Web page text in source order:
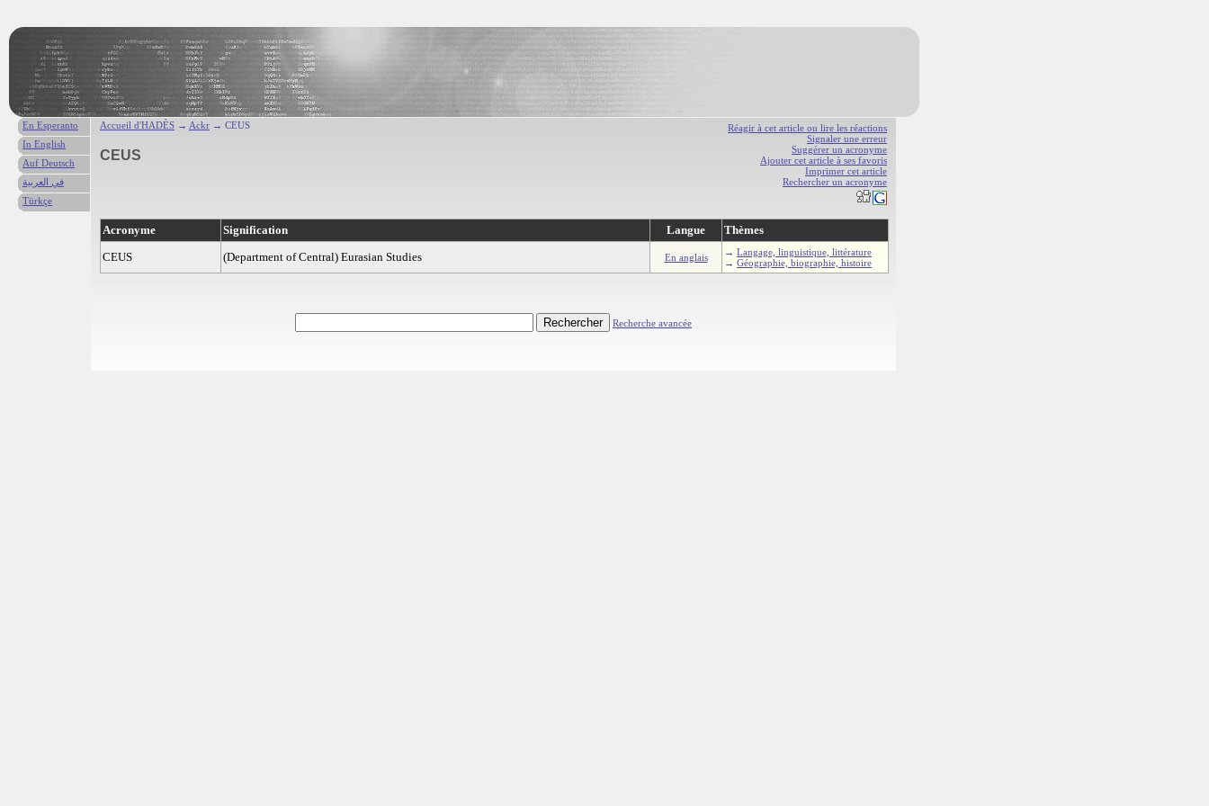
Réagir à cet article ou lire les réactions
Signaler une erreur
Suggérer un acronyme
Ajouter cet article à ses favoris
Imprimer cet article
Rechercher un acronyme
Accueil d'HADÈS → Ackr → CEUS
CEUS
Acronyme Signification Langue
Thèmes
CEUS
(Department of Central) Eurasian Studies En anglais → Langage, linguistique, littérature
→ Géographie, biographie, histoire
Recherche avancée
En Esperanto
In English
Auf Deutsch
في العربية
Türkçe